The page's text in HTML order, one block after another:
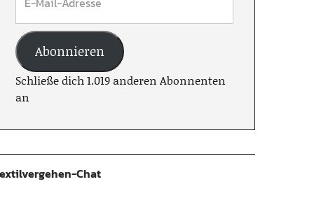
Abonnieren
Schließe dich 1.019 anderen Abonnenten
an
Chat